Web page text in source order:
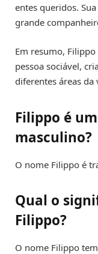
entes queridos.
grande
Em resumo,
pessoa sociável,
diferentes áreas da
Filippo é
masculino?
O nome Filippo é
Qual o
Filippo?
O nome Filippo